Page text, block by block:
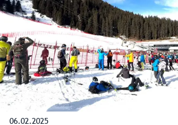
06.02.2025